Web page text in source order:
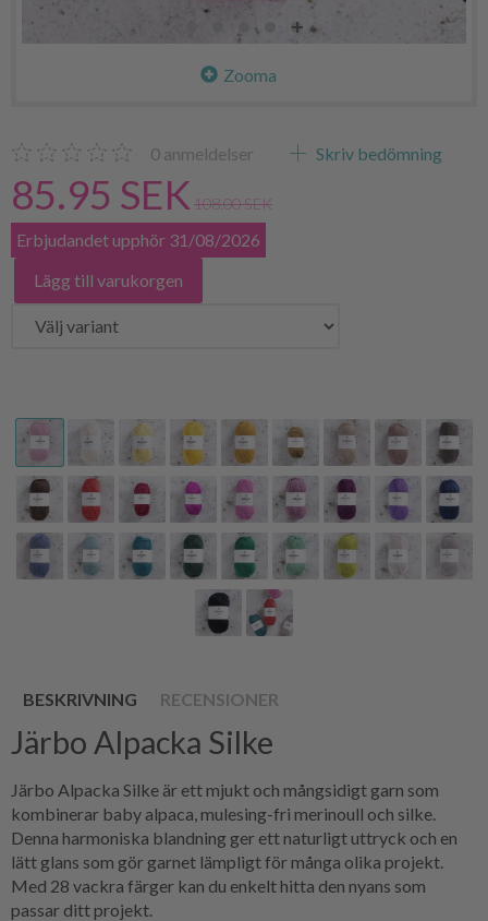
Zooma
0 anmeldelser Skriv bedömning
85.95 SEK 108.00 SEK
Erbjudandet upphör 31/08/2026
Lägg till varukorgen
BESKRIVNING RECENSIONER
Järbo Alpacka Silke
Järbo Alpacka Silke är ett mjukt och mångsidigt garn som
kombinerar baby alpaca, mulesing-fri merinoull och silke.
Denna harmoniska blandning ger ett naturligt uttryck och en
lätt glans som gör garnet lämpligt för många olika projekt.
Med 28 vackra färger kan du enkelt hitta den nyans som
passar ditt projekt.